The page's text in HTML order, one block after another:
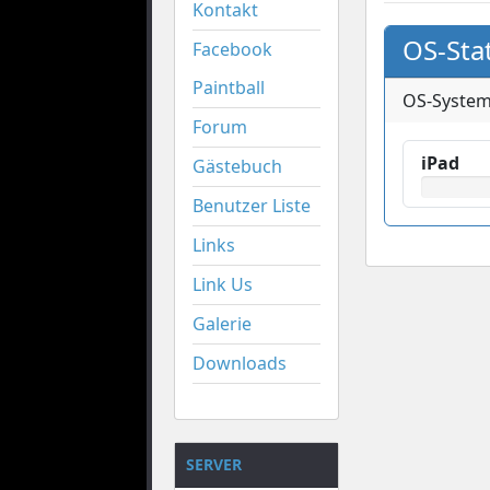
Kontakt
Facebook
Paintball
Forum
Gästebuch
Benutzer Liste
Links
Link Us
Galerie
Downloads
SERVER
OS-
OS-System
iPad